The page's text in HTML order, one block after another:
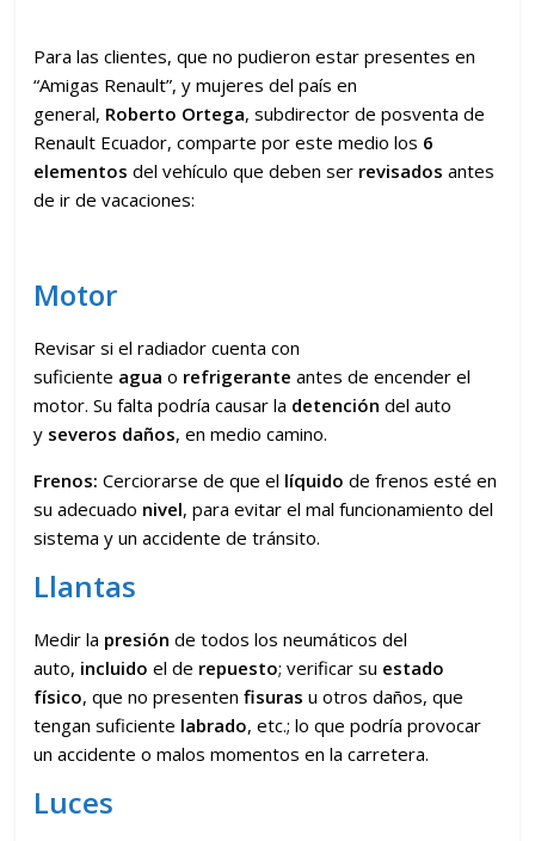
Para las clientes, que no pudieron estar presentes en
“Amigas Renault”, y mujeres del país en
general, Roberto Ortega, subdirector de posventa de
Renault Ecuador, comparte por este medio los 6
elementos del vehículo que deben ser revisados antes
de ir de vacaciones:
Motor
Revisar si el radiador cuenta con
suficiente agua o refrigerante antes de encender el
motor. Su falta podría causar la detención del auto
y severos daños, en medio camino.
Frenos: Cerciorarse de que el líquido de frenos esté en
su adecuado nivel, para evitar el mal funcionamiento del
sistema y un accidente de tránsito.
Llantas
Medir la presión de todos los neumáticos del
auto, incluido el de repuesto; verificar su estado
físico, que no presentenfisuras u otros daños, que
tengan suficiente labrado, etc.; lo que podría provocar
un accidente o malos momentos en la carretera.
Luces